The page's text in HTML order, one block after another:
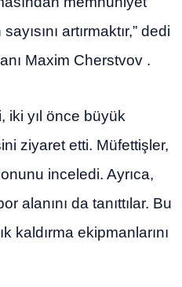
artırmaktır,” dedi
Maxim Cherstvov .
iki yıl önce büyük
ziyaret etti. Müfettişler,
inceledi. Ayrıca,
alanını da tanıttılar. Bu
kaldırma ekipmanlarını